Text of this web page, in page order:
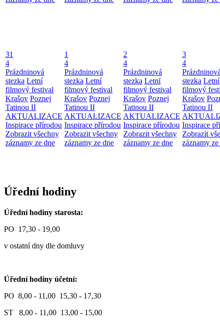
31
4
Prázdninová
stezka Letní
filmový festival
Krašov Poznej
Tatinou II
AKTUALIZACE
Inspirace přírodou
Zobrazit všechny
záznamy ze dne
1
4
Prázdninová
stezka Letní
filmový festival
Krašov Poznej
Tatinou II
AKTUALIZACE
Inspirace přírodou
Zobrazit všechny
záznamy ze dne
2
4
Prázdninová
stezka Letní
filmový festival
Krašov Poznej
Tatinou II
AKTUALIZACE
Inspirace přírodou
Zobrazit všechny
záznamy ze dne
3
4
stezka Letní
filmový
Krašov
Tatinou II
Inspirace
Zobrazit
záznamy
Úřední hodiny
Úřední hodiny starosta:
PO 17,30 - 19,00
v ostatní dny dle domluvy
Úřední hodiny účetní:
PO 8,00 - 11,00 15,30 - 17,30
ST 8,00 - 11,00 13,00 - 15,00